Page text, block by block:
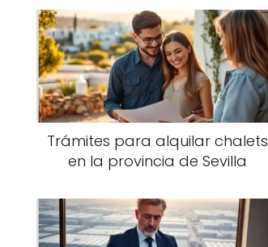
Trámites para alquilar chalets
en la provincia de Sevilla